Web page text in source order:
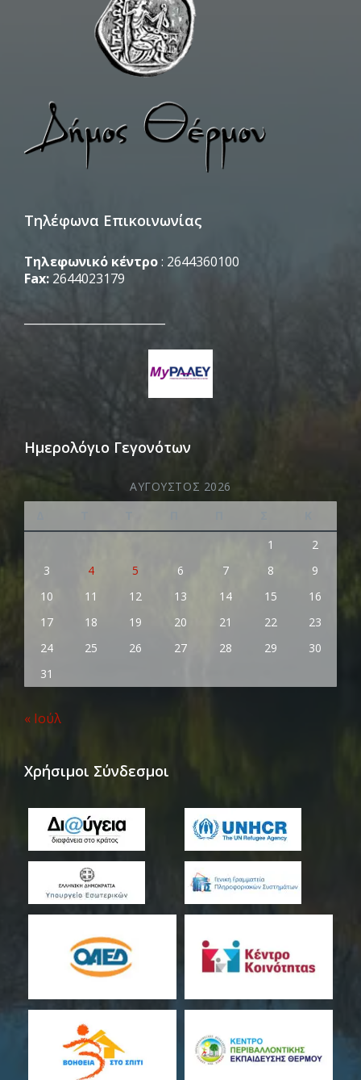
Τηλέφωνα Επικοινωνίας
Τηλεφωνικό κέντρο: 2644360100
Fax: 2644023179
Ημερολόγιο Γεγονότων
ΑΎΓΟΥΣΤΟΣ 2026
1
2
3
4 5 6 7 8
9
10
11 12 13 14 15
16
17
18 19 20 21 22
23
24
25 26 27 28 29
30
31
« Ιούλ
Χρήσιμοι Σύνδεσμοι